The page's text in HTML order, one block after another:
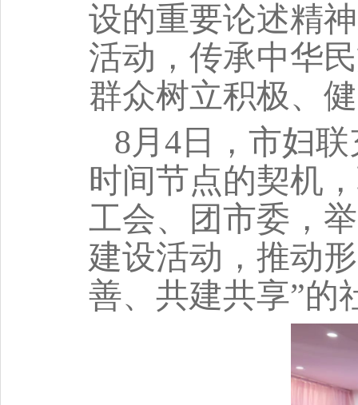
设的重要论述精
活动，传承中华
群众树立积极、
8月4日，市妇
时间节点的契机
工会、团市委，
建设活动，推动
善、共建共享”的